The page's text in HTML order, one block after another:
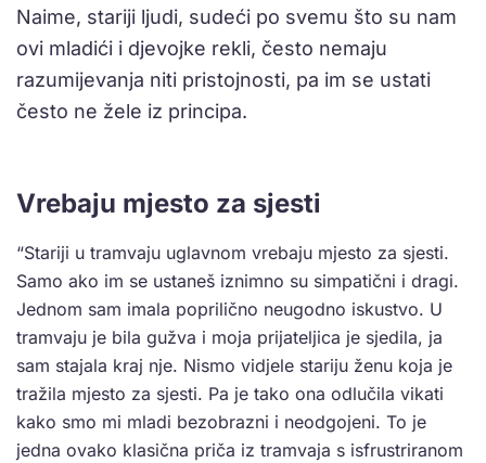
Naime, stariji ljudi, sudeći po svemu što su nam
ovi mladići i djevojke rekli, često nemaju
razumijevanja niti pristojnosti, pa im se ustati
često ne žele iz principa.
Vrebaju mjesto za sjesti
“Stariji u tramvaju uglavnom vrebaju mjesto za sjesti.
Samo ako im se ustaneš iznimno su simpatični i dragi.
Jednom sam imala poprilično neugodno iskustvo. U
tramvaju je bila gužva i moja prijateljica je sjedila, ja
sam stajala kraj nje. Nismo vidjele stariju ženu koja je
tražila mjesto za sjesti. Pa je tako ona odlučila vikati
kako smo mi mladi bezobrazni i neodgojeni. To je
jedna ovako klasična priča iz tramvaja s isfrustriranom